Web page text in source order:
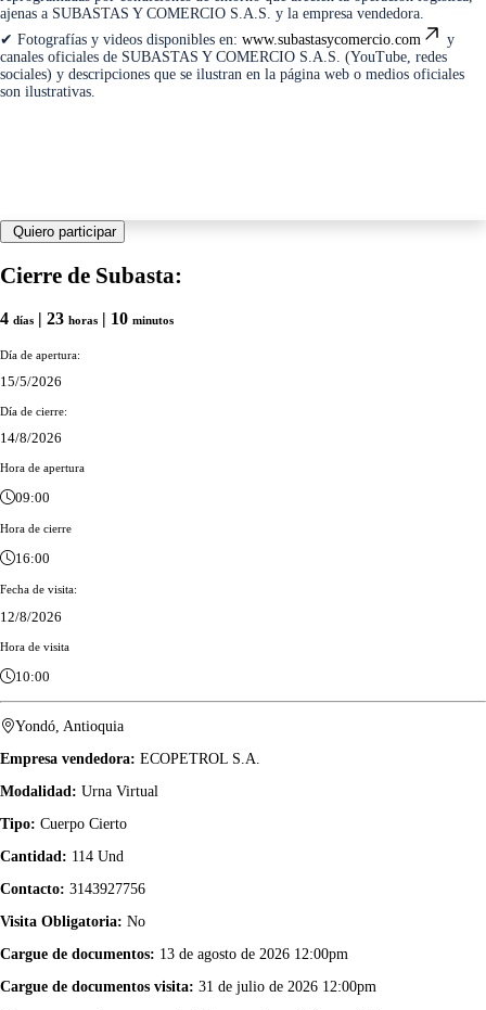
ajenas a SUBASTAS Y COMERCIO S.A.S. y la empresa vendedora.
✔ Fotografías y videos disponibles en: www.subastasycomercio.com
y
canales oficiales de SUBASTAS Y COMERCIO S.A.S. (YouTube, redes
sociales) y descripciones que se ilustran en la página web o medios oficiales
son ilustrativas.
Quiero participar
Cierre de Subasta:
4 días | 23 horas | 10 minutos
Día de apertura:
15/5/2026
Día de cierre:
14/8/2026
Hora de apertura
09:00
Hora de cierre
16:00
Fecha de visita:
12/8/2026
Hora de visita
10:00
Yondó, Antioquia
Empresa vendedora: ECOPETROL S.A.
Modalidad: Urna Virtual
Tipo: Cuerpo Cierto
Cantidad: 114 Und
Contacto: 3143927756
Visita Obligatoria: No
Cargue de documentos: 13 de agosto de 2026 12:00pm
Cargue de documentos visita: 31 de julio de 2026 12:00pm